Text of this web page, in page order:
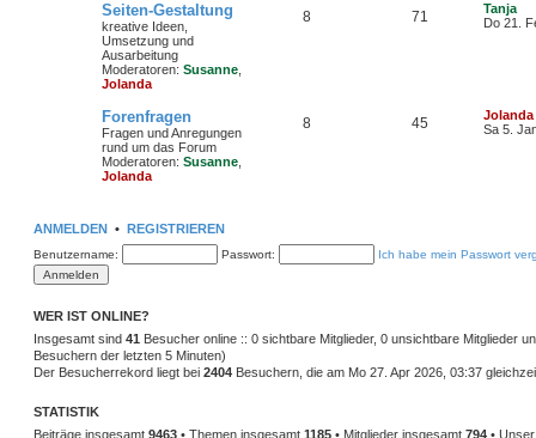
Seiten-Gestaltung
kreative Ideen,
Umsetzung und
Ausarbeitung
Moderatoren: Susanne
Jolanda
8 71 Tanja
N
r
B
Do 21.
Forenfragen
Fragen und Anregungen
rund um das Forum
Moderatoren: Susanne
Jolanda
8 45
Jolanda
Sa 5.
ANMELDEN • REGISTRIEREN
Benutzername: Passwort: Ich habe mein Passwort
WER IST ONLINE?
Insgesamt sind 41 Besucher online :: 0 sichtbare Mitglieder, 0 unsichtbare Mitglieder
Besuchern der letzten 5 Minuten)
Der Besucherrekord liegt bei 2404 Besuchern, die am Mo 27. Apr 2026, 03:37
STATISTIK
Beiträge insgesamt 9463 • Themen insgesamt 1185 • Mitglieder insgesamt 794 •